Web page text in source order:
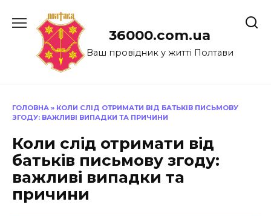
до
36000.com.ua
Ваш провідник у житті Полтави
ГОЛОВНА » КОЛИ СЛІД ОТРИМАТИ ВІД БАТЬКІВ ПИСЬМОВУ
ЗГОДУ: ВАЖЛИВІ ВИПАДКИ ТА ПРИЧИНИ
Коли слід отримати від
батьків письмову згоду:
важливі випадки та
причини